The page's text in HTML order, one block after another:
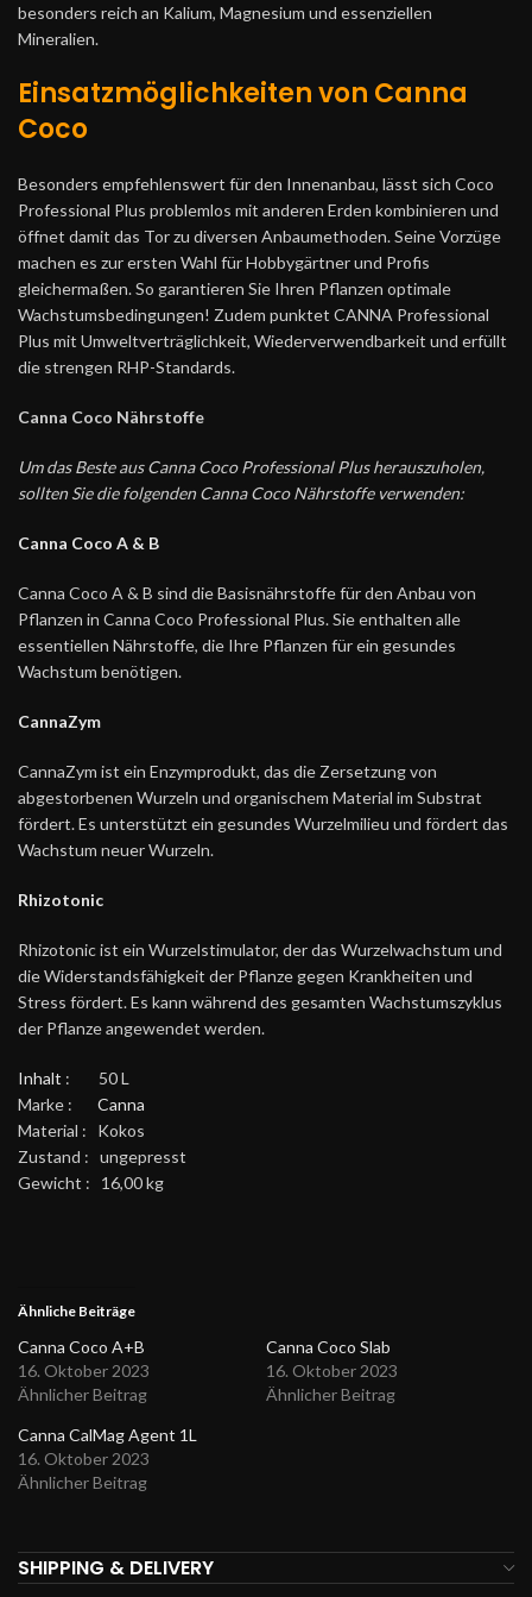
besonders reich an Kalium, Magnesium und essenziellen
Mineralien.
Einsatzmöglichkeiten von Canna
Coco
Besonders empfehlenswert für den Innenanbau, lässt sich Coco
Professional Plus problemlos mit anderen Erden kombinieren und
öffnet damit das Tor zu diversen Anbaumethoden. Seine Vorzüge
machen es zur ersten Wahl für Hobbygärtner und Profis
gleichermaßen. So garantieren Sie Ihren Pflanzen optimale
Wachstumsbedingungen! Zudem punktet CANNA Professional
Plus mit Umweltverträglichkeit, Wiederverwendbarkeit und erfüllt
die strengen RHP-Standards.
Canna Coco Nährstoffe
Um das Beste aus Canna Coco Professional Plus herauszuholen,
sollten Sie die folgenden Canna Coco Nährstoffe verwenden:
Canna Coco A & B
Canna Coco A & B sind die Basisnährstoffe für den Anbau von
Pflanzen in Canna Coco Professional Plus. Sie enthalten alle
essentiellen Nährstoffe, die Ihre Pflanzen für ein gesundes
Wachstum benötigen.
CannaZym
CannaZym ist ein Enzymprodukt, das die Zersetzung von
abgestorbenen Wurzeln und organischem Material im Substrat
fördert. Es unterstützt ein gesundes Wurzelmilieu und fördert das
Wachstum neuer Wurzeln.
Rhizotonic
Rhizotonic ist ein Wurzelstimulator, der das Wurzelwachstum und
die Widerstandsfähigkeit der Pflanze gegen Krankheiten und
Stress fördert. Es kann während des gesamten Wachstumszyklus
der Pflanze angewendet werden.
Inhalt : 50 L
Marke : Canna
Material : Kokos
Zustand : ungepresst
Gewicht : 16,00 kg
Ähnliche Beiträge
Canna Coco A+B
16. Oktober 2023
Ähnlicher Beitrag
Canna Coco Slab
16. Oktober 2023
Ähnlicher Beitrag
Canna CalMag Agent 1L
16. Oktober 2023
Ähnlicher Beitrag
SHIPPING & DELIVERY